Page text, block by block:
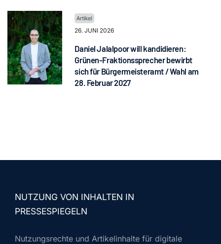
26. JUNI 2026
Daniel Jalalpoor will kandidieren:
Grünen-Fraktionssprecher bewirbt
sich für Bürgermeisteramt / Wahl am
28. Februar 2027
NUTZUNG VON INHALTEN IN
PRESSESPIEGELN
Nutzungsrechte und Artikelinhalte für digitale